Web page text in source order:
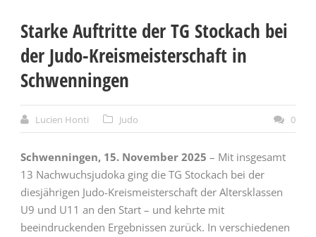
Starke Auftritte der TG Stockach bei
der Judo-Kreismeisterschaft in
Schwenningen
Lucien Honti Judo 0
Schwenningen, 15. November 2025 – Mit insgesamt
13 Nachwuchsjudoka ging die TG Stockach bei der
diesjährigen Judo-Kreismeisterschaft der Altersklassen
U9 und U11 an den Start – und kehrte mit
beeindruckenden Ergebnissen zurück. In verschiedenen